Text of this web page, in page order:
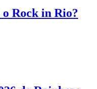
o Rock in Rio?